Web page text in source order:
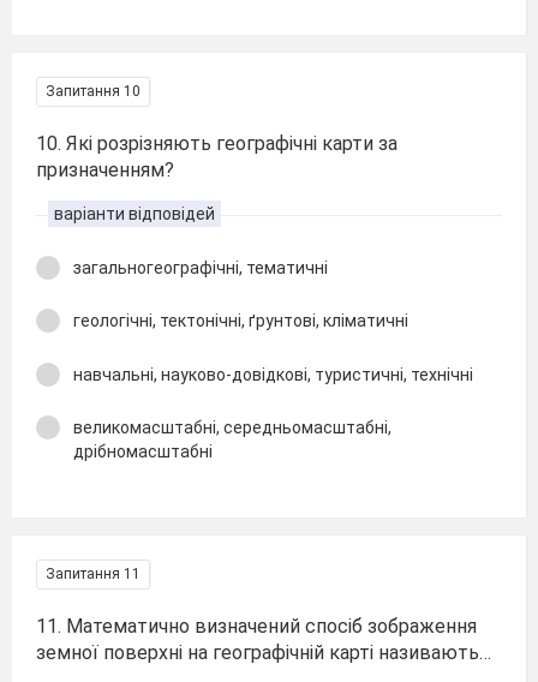
Запитання 10
10. Які розрізняють географічні карти за
призначенням?
варіанти відповідей
загальногеографічні, тематичні
геологічні, тектонічні, ґрунтові, кліматичні
навчальні, науково-довідкові, туристичні, технічні
великомасштабні, середньомасштабні,
дрібномасштабні
Запитання 11
11. Математично визначений спосіб зображення
земної поверхні на географічній карті називають…